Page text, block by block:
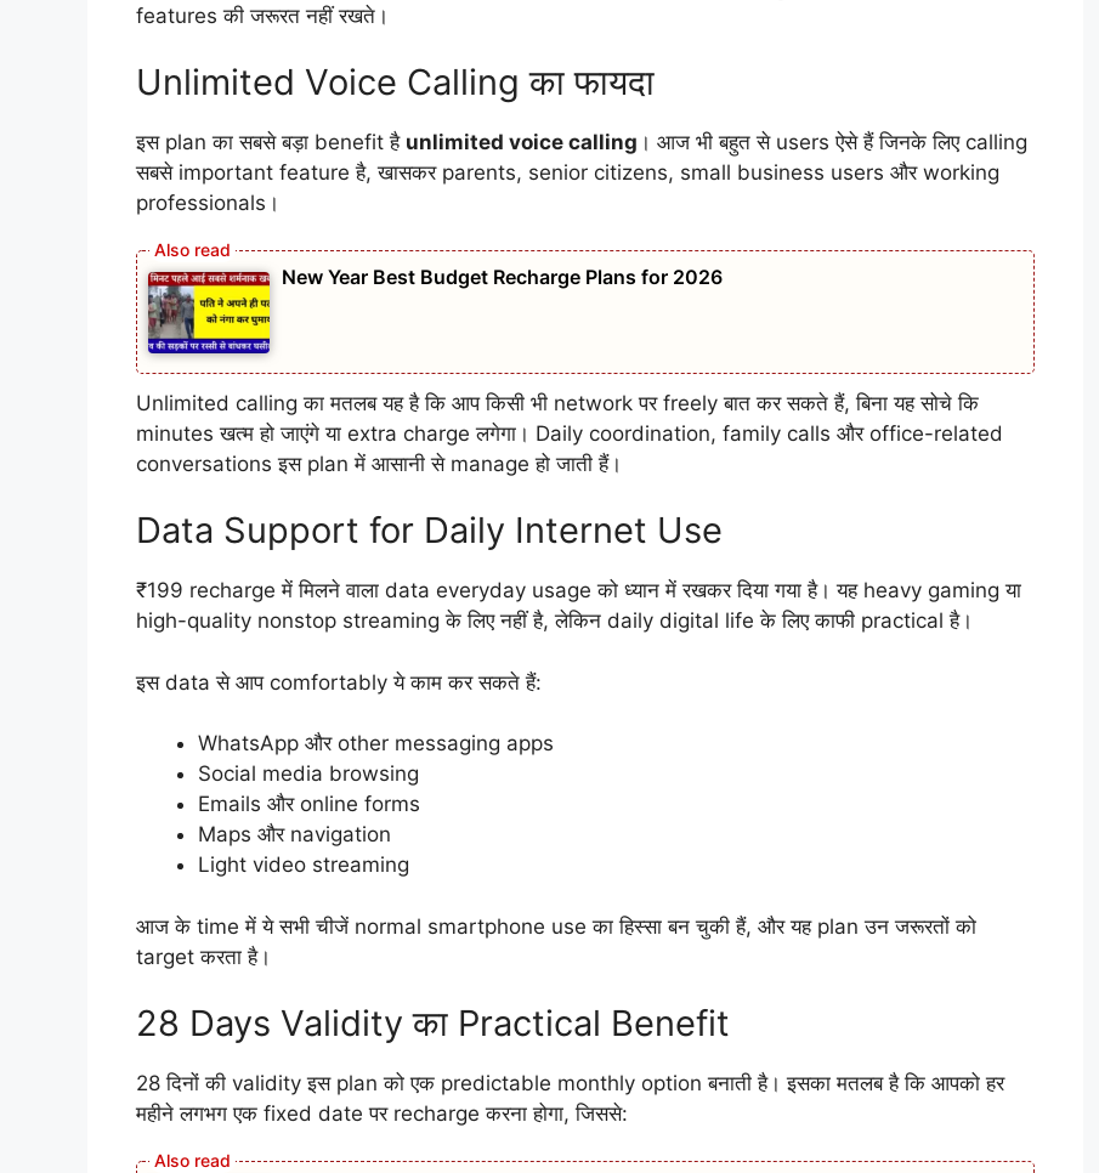
features की जरूरत नहीं रखते।
Unlimited Voice Calling का फायदा
इस plan का सबसे बड़ा benefit है unlimited voice calling । आज भी बहुत से users ऐसे हैं जिनके लिए calling
सबसे important feature है, खासकर parents, senior citizens, small business users और working
professionals।
New Year Best Budget Recharge Plans for 2026
Unlimited calling का मतलब यह है कि आप किसी भी network पर freely बात कर सकते हैं, बिना यह सोचे कि
minutes खत्म हो जाएंगे या extra charge लगेगा। Daily coordination, family calls और office-related
conversations इस plan में आसानी से manage हो जाती हैं।
Data Support for Daily Internet Use
₹199 recharge में मिलने वाला data everyday usage को ध्यान में रखकर दिया गया है। यह heavy gaming या
high-quality nonstop streaming के लिए नहीं है, लेकिन daily digital life के लिए काफी practical है।
इस data से आप comfortably ये काम कर सकते हैं:
WhatsApp और other messaging apps
Social media browsing
Emails और online forms
Maps और navigation
Light video streaming
आज के time में ये सभी चीजें normal smartphone use का हिस्सा बन चुकी हैं, और यह plan उन जरूरतों को
target करता है।
28 Days Validity का Practical Benefit
28 दिनों की validity इस plan को एक predictable monthly option बनाती है। इसका मतलब है कि आपको हर
महीने लगभग एक fixed date पर recharge करना होगा, जिससे: